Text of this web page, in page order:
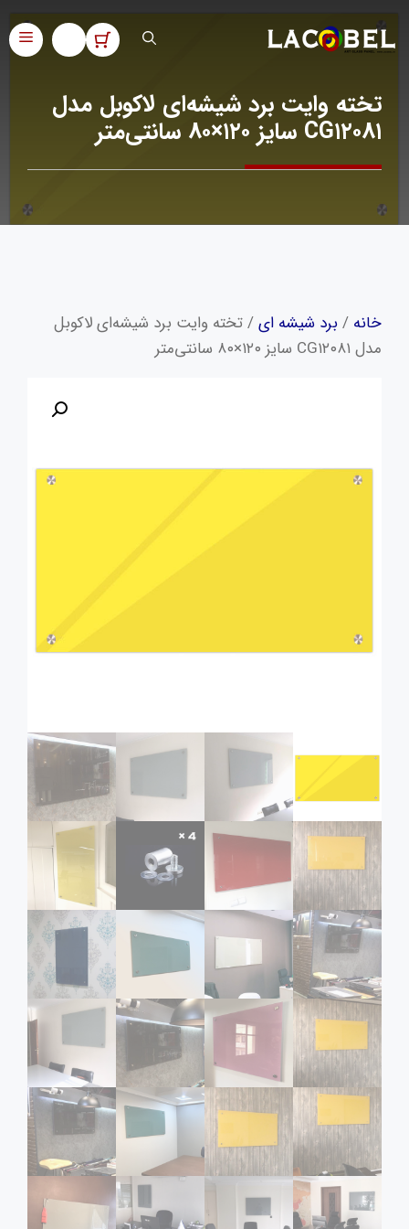
رفتن
تخته وایت‌ برد شیشه‌ای لاکوبل مدل
CG۱۲۰۸۱ سایز ۱۲۰×۸۰ سانتی‌متر
خانه /برد شیشه ای/ تخته وایت‌ برد شیشه‌ای لاکوبل
مدل CG۱۲۰۸۱ سایز ۱۲۰×۸۰ سانتی‌متر